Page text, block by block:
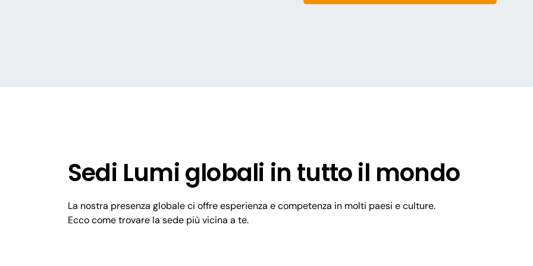
integrata delle
Sedi Lumi globali in tutto il mondo
La nostra presenza globale ci offre esperienza e competenza in molti paesi e culture.
Ecco come trovare la sede più vicina a te.